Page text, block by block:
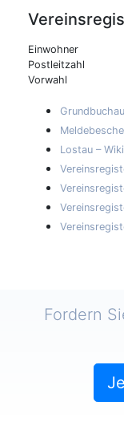
Einwohner
Postleitzahl
Vorwahl
Lostau –
Fordern